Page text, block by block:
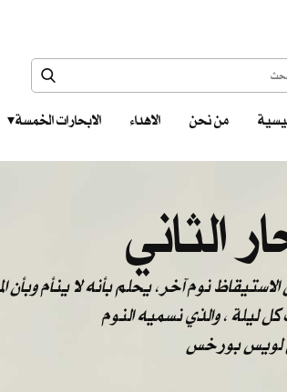
من نحن الاهداء الابحارات الخمسة ‎ ‎ ‎
الثاني
ليلة ، والذي نسميه النوم